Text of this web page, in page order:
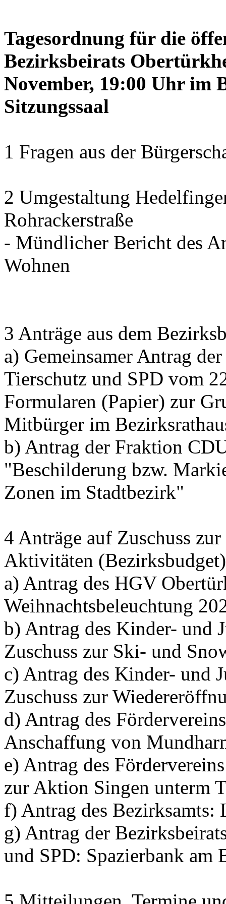
Tagesordnung für die
Bezirksbeirats
November, 19:00 Uhr im
Sitzungssaal
1 Fragen aus der
2 Umgestaltung
Rohrackerstraße
- Mündlicher Bericht des
Wohnen
3 Anträge aus dem
a) Gemeinsamer Antrag
Tierschutz und SPD vom
Formularen (Papier) zur
Mitbürger im
b) Antrag der Fraktion
"Beschilderung bzw.
Zonen im Stadtbezirk"
4 Anträge auf Zuschuss
Aktivitäten
a) Antrag des HGV
Weihnachtsbeleuchtung
b) Antrag des Kinder- und
Zuschuss zur Ski- und
c) Antrag des Kinder- und
Zuschuss zur
d) Antrag des
Anschaffung von
e) Antrag des
zur Aktion Singen unterm
f) Antrag des Bezirksamts:
g) Antrag der
und SPD: Spazierbank am